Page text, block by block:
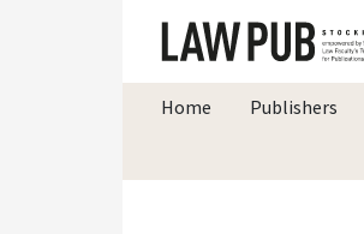
Home Publishers